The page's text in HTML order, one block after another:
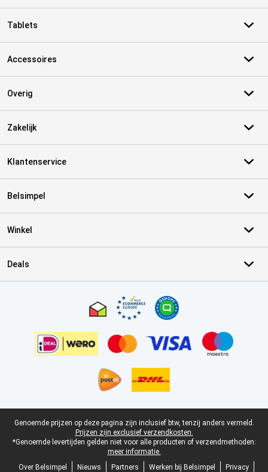
Tablets
Accessoires
Overig
Zakelijk
Klantenservice
Belsimpel
Winkel
Deals
Juridische voettekst
Genoemde prijzen op deze pagina zijn inclusief btw, tenzij anders vermeld.
Prijzen zijn exclusief verzendkosten.
*Genoemde levertijden gelden niet voor alle producten of verzendmethoden:
meer informatie.
Over Belsimpel
Nieuws Partners Werken bij Belsimpel
Privacy